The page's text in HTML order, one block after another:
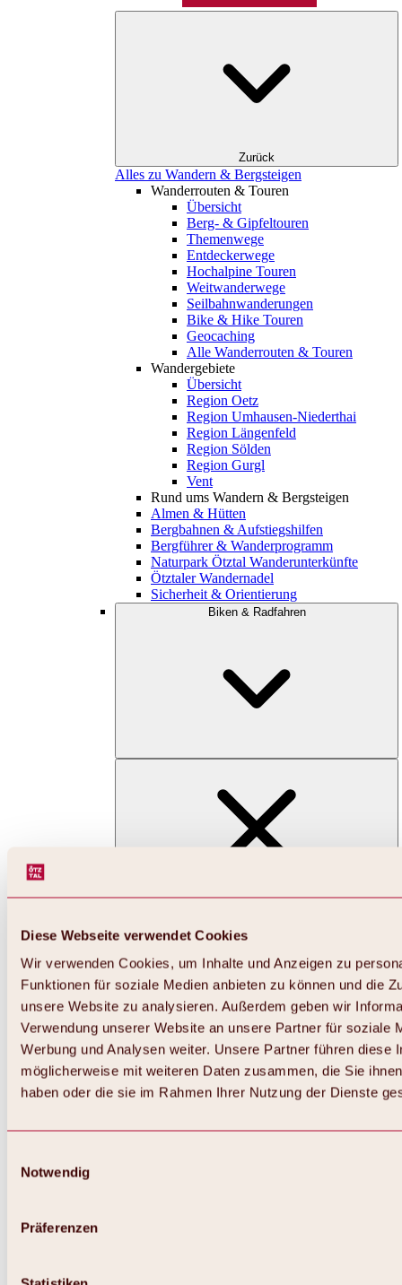
Diese Webseite verwendet Cookies
Wir verwenden Cookies, um Inhalte und Anzeigen zu
Funktionen für soziale Medien anbieten zu können und die
unsere Website zu analysieren. Außerdem geben wir
Verwendung unserer Website an unsere Partner für soziale
Werbung und Analysen weiter. Unsere Partner führen diese
möglicherweise mit weiteren Daten zusammen, die Sie
haben oder die sie im Rahmen Ihrer Nutzung der Dienste
Notwendig
Präferenzen
Zurück
Alles zu Wandern & Bergsteigen
Wanderrouten & Touren
Übersicht
Berg- & Gipfeltouren
Themenwege
Entdeckerwege
Hochalpine Touren
Weitwanderwege
Seilbahnwanderungen
Bike & Hike Touren
Geocaching
Alle Wanderrouten & Touren
Wandergebiete
Übersicht
Region Oetz
Region Umhausen-Niederthai
Region Längenfeld
Region Sölden
Region Gurgl
Vent
Rund ums Wandern & Bergsteigen
Almen & Hütten
Bergbahnen & Aufstiegshilfen
Bergführer & Wanderprogramm
Naturpark Ötztal Wanderunterkünfte
Ötztaler Wandernadel
Sicherheit & Orientierung
Biken & Radfahren